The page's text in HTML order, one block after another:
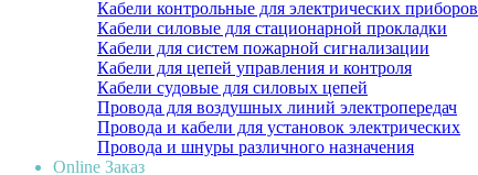
Кабели контрольные для электрических приборов
Кабели силовые для стационарной прокладки
Кабели для систем пожарной сигнализации
Кабели для цепей управления и контроля
Кабели судовые для силовых цепей
Провода для воздушных линий электропередач
Провода и кабели для установок электрических
Провода и шнуры различного назначения
Online Заказ